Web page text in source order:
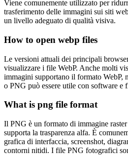
Viene comunemente utilizzato per
trasferimento delle immagini sui siti
un livello adeguato di qualità visiva.
How to open webp files
Le versioni attuali dei principali
visualizzare i file WebP. Anche molti
immagini supportano il formato WebP,
o PNG può essere utile con software e
What is png file format
Il PNG è un formato di immagine
supporta la trasparenza alfa. È
grafica di interfaccia, screenshot,
contorni nitidi. I file PNG fotografici